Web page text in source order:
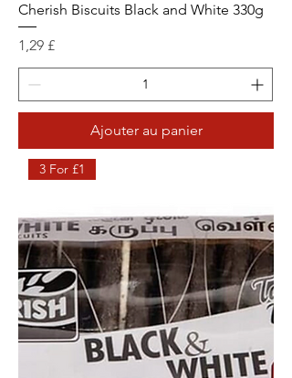
Cherish Biscuits Black and White 330g
Prix
1,29 £
Ajouter au panier
3 For £1